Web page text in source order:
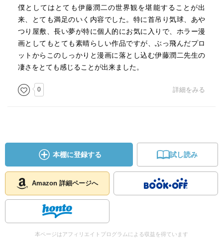
僕としてはとても伊藤潤二の世界観を堪能することが出
来、とても満足のいく内容でした。特に首吊り気球、あや
つり屋敷、長い夢が特に個人的にお気に入りで、ホラー漫
画としてもとても素晴らしい作品ですが、ぶっ飛んだプロ
ットからこのしっかりと漫画に落とし込む伊藤潤二先生の
凄さをとても感じることが出来ました。
0 詳細をみる
本棚に登録する 試し読み
Amazon 詳細ページへ
本ページはアフィリエイトプログラムによる収益を得ています